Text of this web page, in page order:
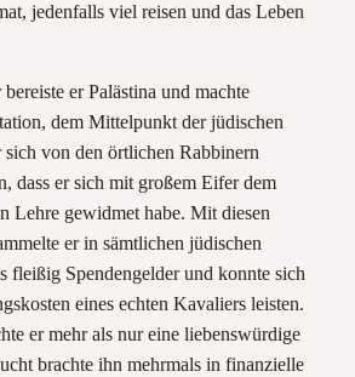
jedenfalls viel reisen und das Leben
er Palästina und machte
dem Mittelpunkt der jüdischen
von den örtlichen Rabbinern
dass er sich mit großem Eifer dem
Lehre gewidmet habe. Mit diesen
er in sämtlichen jüdischen
fleißig Spendengelder und konnte sich
eines echten Kavaliers leisten.
er mehr als nur eine liebenswürdige
brachte ihn mehrmals in finanzielle